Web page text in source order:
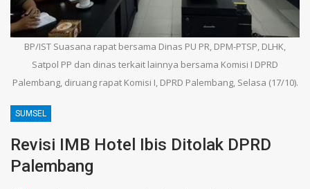
BP/IST Suasana rapat bersama Dinas PU PR, DPM-PTSP, DLHK,
Satpol PP dan dinas terkait lainnya bersama Komisi I DPRD
Palembang, diruang rapat Komisi I, DPRD Palembang, Selasa (17/10).
SUMSEL
Revisi IMB Hotel Ibis Ditolak DPRD
Palembang